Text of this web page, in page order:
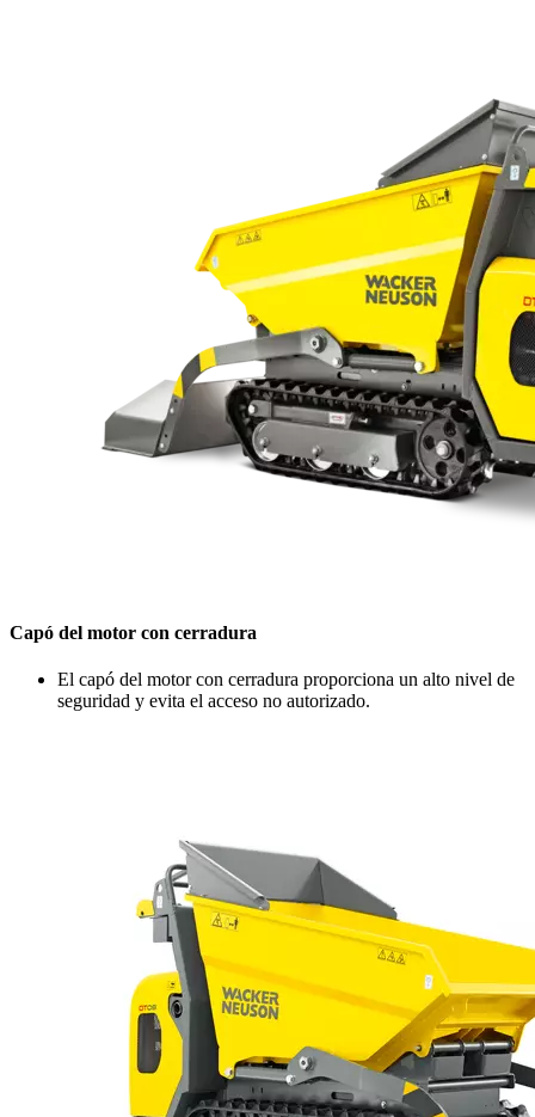
Capó del motor con cerradura
El capó del motor con cerradura proporciona un alto nivel de
seguridad y evita el acceso no autorizado.